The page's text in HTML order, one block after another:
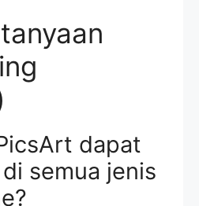
dapat
semua jenis